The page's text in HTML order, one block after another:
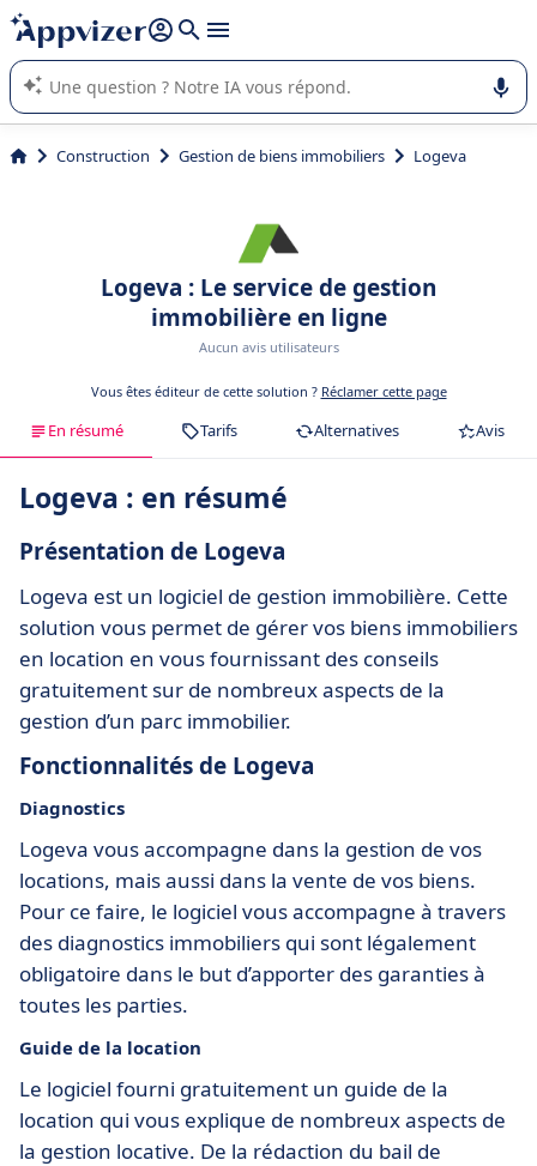
répondre (plusieurs lignes avec
L'IA de Appvizer vous guide dans l'utilisation ou la sélection de
logiciel SaaS en entreprise.
Construction Gestion de biens immobiliers Logeva
Logeva : Le service de gestion
immobilière en ligne
Aucun avis utilisateurs
Vous êtes éditeur de cette solution ? Réclamer cette page
En résumé Tarifs Alternatives Avis
Logeva : en résumé
Présentation de Logeva
Logeva est un logiciel de gestion immobilière. Cette
solution vous permet de gérer vos biens immobiliers
en location en vous fournissant des conseils
gratuitement sur de nombreux aspects de la
gestion d’un parc immobilier.
Fonctionnalités de Logeva
Diagnostics
Logeva vous accompagne dans la gestion de vos
locations, mais aussi dans la vente de vos biens.
Pour ce faire, le logiciel vous accompagne à travers
des diagnostics immobiliers qui sont légalement
obligatoire dans le but d’apporter des garanties à
toutes les parties.
Guide de la location
Le logiciel fourni gratuitement un guide de la
location qui vous explique de nombreux aspects de
la gestion locative. De la rédaction du bail de